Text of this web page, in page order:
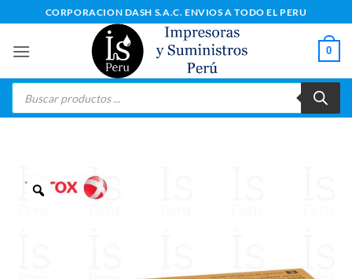
al
contenido
CORPORACION DASH S.A.C. ENVIOS A TODO EL PERU
0
Búsqueda
Zoom